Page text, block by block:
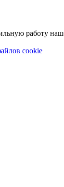
работу
cookie